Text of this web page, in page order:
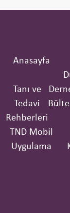
Anasayfa
Tanı ve
Tedavi
Rehberleri
TND Mobil
Uygulama